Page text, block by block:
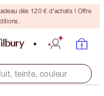
dès 120 € d'achats ! Offre
teinte, couleur